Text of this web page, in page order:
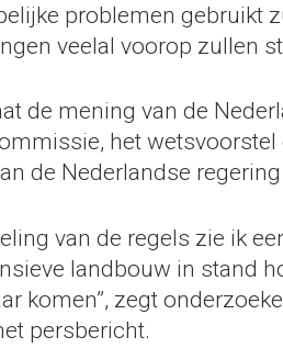
problemen gebruikt
veelal voorop zullen
de mening van de
het
de Nederlandse
van de regels zie ik
landbouw in stand
komen”, zegt
persbericht.